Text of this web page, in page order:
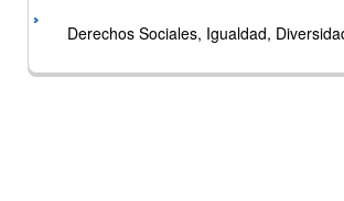
Derechos Sociales, Igualdad,